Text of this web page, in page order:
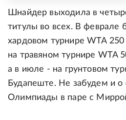
Шнайдер выходила в
титулы во всех. В феврале
хардовом турнире WTA
на травяном турнире WTA
а в июле - на грунтовом
Будапеште. Не забудем и о
Олимпиады в паре с